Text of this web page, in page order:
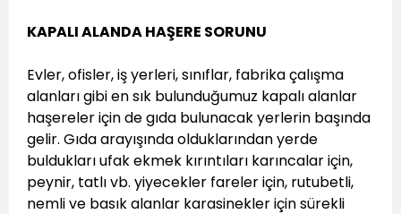
KAPALI ALANDA HAŞERE SORUNU
Evler, ofisler, iş yerleri, sınıflar, fabrika çalışma
alanları gibi en sık bulunduğumuz kapalı alanlar
haşereler için de gıda bulunacak yerlerin başında
gelir. Gıda arayışında olduklarından yerde
buldukları ufak ekmek kırıntıları karıncalar için,
peynir, tatlı vb. yiyecekler fareler için, rutubetli,
nemli ve basık alanlar karasinekler için sürekli